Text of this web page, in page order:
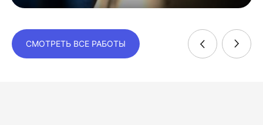
СМОТРЕТЬ ВСЕ РАБОТЫ